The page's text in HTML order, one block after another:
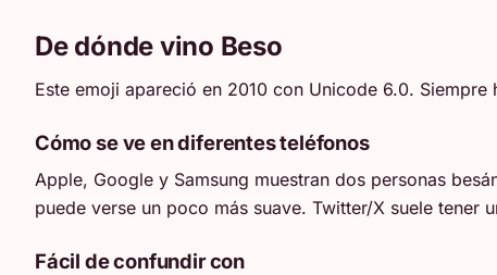
De dónde vino Beso
Este emoji apareció en 2010 con Unicode 6.0.
Cómo se ve en diferentes teléfonos
Apple, Google y Samsung muestran dos personas
puede verse un poco más suave. Twitter/X suele tener
Fácil de confundir con